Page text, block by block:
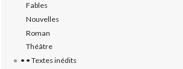
Fables
Nouvelles
Roman
Théâtre
• • Textes inédits